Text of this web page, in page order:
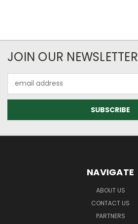
JOIN OUR NEWSLETTER
Address
NAVIGATE
ABOUT US
CONTACT US
PARTNERS